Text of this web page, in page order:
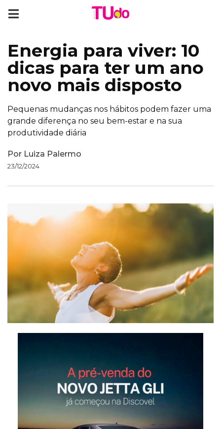
Energia para viver: 10
dicas para ter um ano
novo mais disposto
Pequenas mudanças nos hábitos podem fazer uma
grande diferença no seu bem-estar e na sua
produtividade diária
Por Luiza Palermo
23/12/2024